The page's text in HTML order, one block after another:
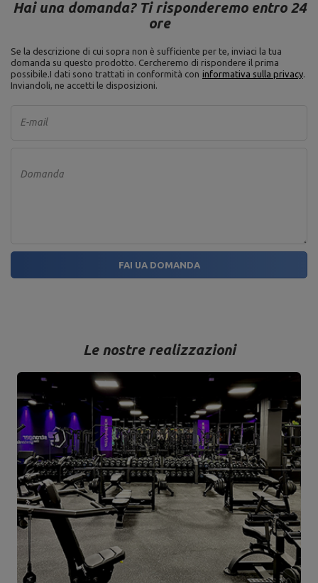
Hai una domanda? Ti risponderemo entro 24
ore
Se la descrizione di cui sopra non è sufficiente per te, inviaci la tua
domanda su questo prodotto. Cercheremo di rispondere il prima
possibile.I dati sono trattati in conformità con informativa sulla privacy.
Inviandoli, ne accetti le disposizioni.
E-mail
Domanda
FAI UA DOMANDA
Le nostre realizzazioni